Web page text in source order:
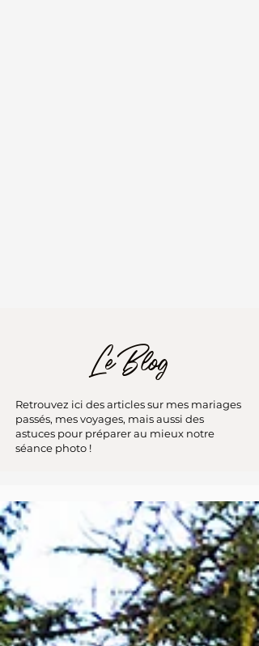
Le Blog
Retrouvez ici des articles sur mes mariages
passés, mes voyages, mais aussi des
astuces pour préparer au mieux notre
séance photo !